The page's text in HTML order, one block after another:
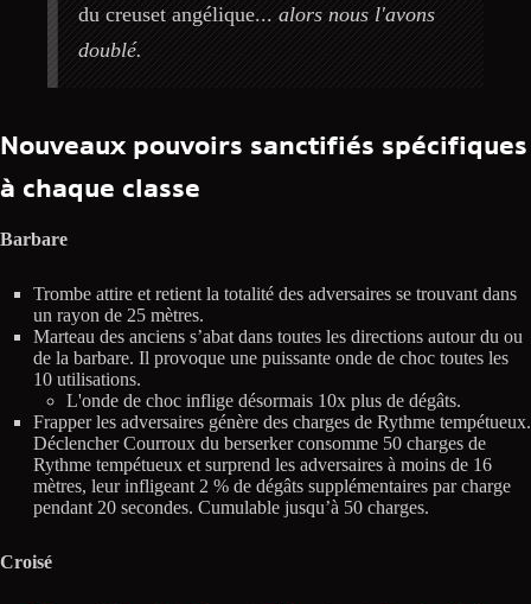
du creuset angélique...alors nous l'avons
doublé.
Nouveaux pouvoirs sanctifiés spécifiques
à chaque classe
Barbare
Trombe attire et retient la totalité des adversaires se trouvant dans
un rayon de 25 mètres.
Marteau des anciens s’abat dans toutes les directions autour du ou
de la barbare. Il provoque une puissante onde de choc toutes les
10 utilisations.
L'onde de choc inflige désormais 10x plus de dégâts.
Frapper les adversaires génère des charges de Rythme tempétueux.
Déclencher Courroux du berserker consomme 50 charges de
Rythme tempétueux et surprend les adversaires à moins de 16
mètres, leur infligeant 2 % de dégâts supplémentaires par charge
pendant 20 secondes. Cumulable jusqu’à 50 charges.
Croisé